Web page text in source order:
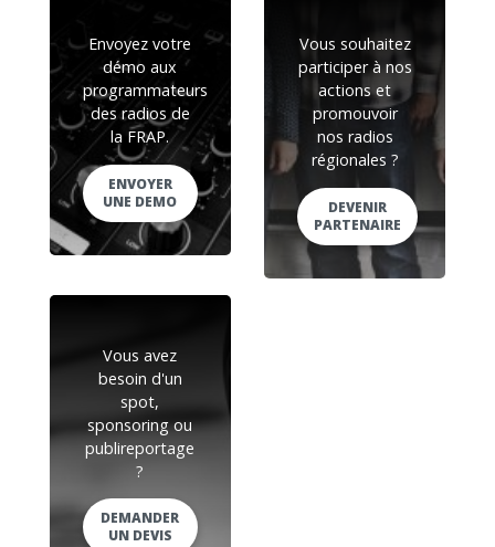
Envoyez votre
démo aux
programmateurs
des radios de
la FRAP.
ENVOYER
UNE DEMO
Vous souhaitez
participer à nos
actions et
promouvoir
nos radios
régionales ?
DEVENIR
PARTENAIRE
Vous avez
besoin d'un
spot,
sponsoring ou
publireportage
?
DEMANDER
UN DEVIS